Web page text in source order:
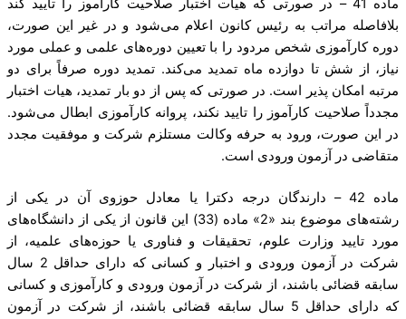
ماده 41 – در صورتی که هیات اختبار صلاحیت کارآموز را تایید کند
بلافاصله مراتب به رئیس کانون اعلام می‌شود و در غیر این صورت،
دوره کارآموزی شخص مردود را با تعیین دوره‌های علمی و عملی مورد
نیاز، از شش تا دوازده ماه تمدید می‌کند. تمدید دوره صرفاً برای دو
مرتبه امکان پذیر است. در صورتی که پس از دو بار تمدید، هیات اختبار
مجدداً صلاحیت کارآموز را تایید نکند، پروانه کارآموزی ابطال می‌شود.
در این صورت، ورود به حرفه وکالت مستلزم شرکت و موفقیت مجدد
متقاضی در آزمون ورودی است.
ماده 42 – دارندگان درجه دکترا یا معادل حوزوی آن در یکی از
رشته‌های موضوع بند «2» ماده (33) این قانون از یکی از دانشگاه‌های
مورد تایید وزارت علوم، تحقیقات و فناوری یا حوزه‌های علمیه، از
شرکت در آزمون ورودی و اختبار و کسانی که دارای حداقل 2 سال
سابقه قضائی باشند، از شرکت در آزمون ورودی و کارآموزی و کسانی
که دارای حداقل 5 سال سابقه قضائی باشند، از شرکت در آزمون